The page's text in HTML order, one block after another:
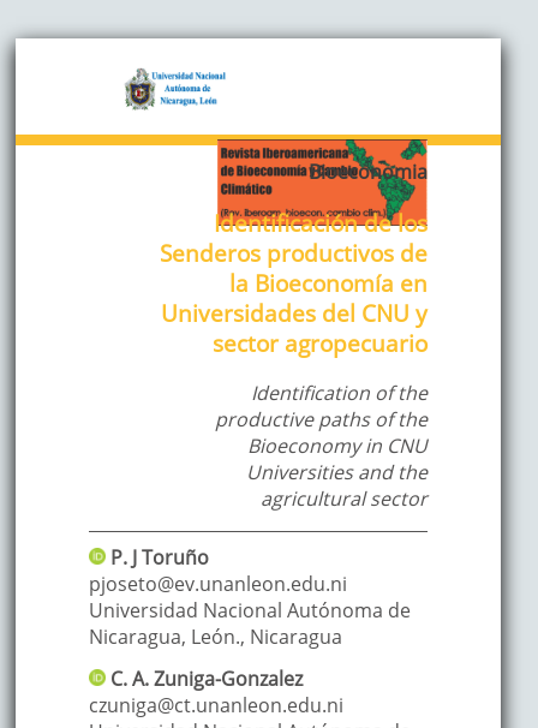
Bioeconomia
Identificación de los
Senderos productivos de
la Bioeconomía en
Universidades del CNU y
sector agropecuario
Identification of the
productive paths of the
Bioeconomy in CNU
Universities and the
agricultural sector
P. JToruño
pjoseto@ev.unanleon.edu.ni
Universidad Nacional Autónoma de
Nicaragua, León., Nicaragua
C. A.Zuniga-Gonzalez
czuniga@ct.unanleon.edu.ni